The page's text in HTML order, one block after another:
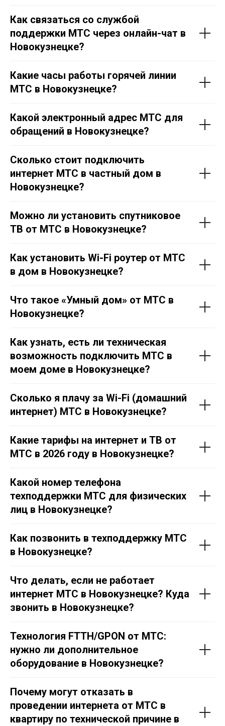
Как связаться со службой
поддержки МТС через онлайн-чат в
Новокузнецке?
Какие часы работы горячей линии
МТС в Новокузнецке?
Какой электронный адрес МТС для
обращений в Новокузнецке?
Сколько стоит подключить
интернет МТС в частный дом в
Новокузнецке?
Можно ли установить спутниковое
ТВ от МТС в Новокузнецке?
Как установить Wi-Fi роутер от МТС
в дом в Новокузнецке?
Что такое «Умный дом» от МТС в
Новокузнецке?
Как узнать, есть ли техническая
возможность подключить МТС в
моем доме в Новокузнецке?
Сколько я плачу за Wi-Fi (домашний
интернет) МТС в Новокузнецке?
Какие тарифы на интернет и ТВ от
МТС в 2026 году в Новокузнецке?
Какой номер телефона
техподдержки МТС для физических
лиц в Новокузнецке?
Как позвонить в техподдержку МТС
в Новокузнецке?
Что делать, если не работает
интернет МТС в Новокузнецке? Куда
звонить в Новокузнецке?
Технология FTTH/GPON от МТС:
нужно ли дополнительное
оборудование в Новокузнецке?
Почему могут отказать в
проведении интернета от МТС в
квартиру по технической причине в